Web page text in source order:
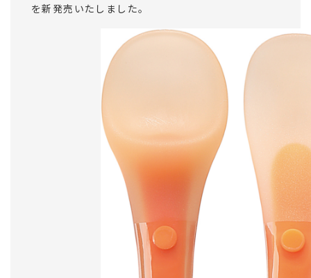
を新発売いたしました。